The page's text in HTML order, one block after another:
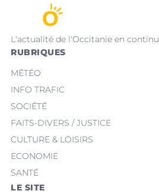
L'actualité de l'Occitanie en continu
RUBRIQUES
MÉTÉO
INFO TRAFIC
SOCIÉTÉ
FAITS-DIVERS / JUSTICE
CULTURE & LOISIRS
ECONOMIE
SANTÉ
LE SITE